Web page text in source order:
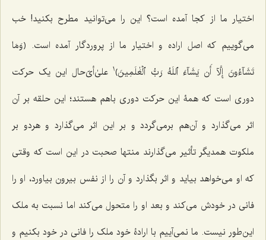
اختیار ما از کجا آمده است؟ این را می‌توانید مطرح بکنید! خب
می‌گوییم که اصل اراده و اختیار ما از پروردگار آمده است. ﴿وَمَا
تَشَآءُونَ إِلَّآ أَن يَشَآءَ ٱللَهُ رَبُّ ٱلۡعَٰلَمِينَ﴾1علیٰ‌أیّ‌حال این یک حرکت
دوری است که همۀ این حرکت دوری باهم هستند؛ این حلقه بر آن
اثر می‌گذارد و آن‌هم برمی‌گردد و بر این اثر می‌گذارد و هردو بر
ملکوت همدیگر تأثیر می‌گذارند منتها صحبت در این است که وقتی
که او می‌خواهد بیاید و اثر بگذارد و آن را از نفس بیرون بیاورد، او را
فانی در خودش می‌کند و بعد او را متحول می‌کند اما نسبت به ملک
این‌طور نیست. ما نمی‌آییم با ارادۀ خود ملک را فانی در خود بکنیم و